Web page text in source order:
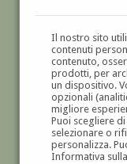
Il nostro sito
contenuti
contenuto,
prodotti, per
un dispositivo.
opzionali
migliore
Puoi scegliere
selezionare o
personalizza.
Informativa